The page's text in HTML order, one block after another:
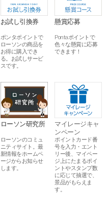
お試し引換券
ポンタポイントで
ローソンの商品を
お得に購入でき
る。お試しサービ
スです。
懸賞応募
Pontaポイントで
色々な懸賞に応募
できます！
ローソン研究所
ローソンのコミュ
ニティサイト。最
新情報をホームペ
ージからお知らせ
します。
マイレージキャ
ンペーン
ポイントカード番
号を入力・エント
リー後、マイペー
ジ上にたまるポイ
ントやスタンプ数
に応じて抽選で、
景品がもらえま
す。